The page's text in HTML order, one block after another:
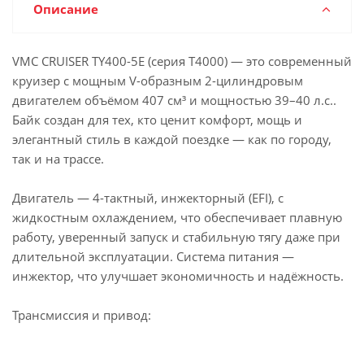
Описание
VMC CRUISER TY400-5E (серия T4000) — это современный
круизер с мощным V-образным 2-цилиндровым
двигателем объёмом 407 см³ и мощностью 39–40 л.с..
Байк создан для тех, кто ценит комфорт, мощь и
элегантный стиль в каждой поездке — как по городу,
так и на трассе.
Двигатель — 4-тактный, инжекторный (EFI), с
жидкостным охлаждением, что обеспечивает плавную
работу, уверенный запуск и стабильную тягу даже при
длительной эксплуатации. Система питания —
инжектор, что улучшает экономичность и надёжность.
Трансмиссия и привод: